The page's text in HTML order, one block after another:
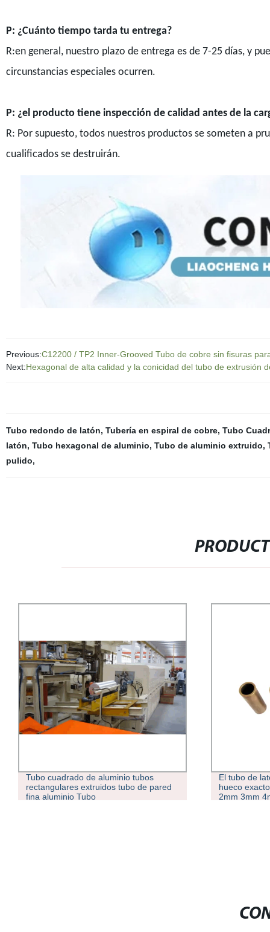
P: ¿Cuánto tiempo tarda tu entrega?
R:en general, nuestro plazo de entrega es de 7-25 días, y
circunstancias especiales ocurren.
P: ¿el producto tiene inspección de calidad antes de la
R: Por supuesto, todos nuestros productos se someten a
cualificados se destruirán.
Previous:C12200 / TP2 Inner-Grooved Tubo de cobre sin fisuras
Next:Hexagonal de alta calidad y la conicidad del tubo de extrusión
Tubo redondo de latón, Tubería en espiral de cobre, Tubo
latón, Tubo hexagonal de aluminio, Tubo de aluminio extruido,
pulido,
Tubo cuadrado de aluminio tubos
rectangulares extruidos tubo de pared
fina aluminio Tubo
El tubo de
hueco
2mm 3mm